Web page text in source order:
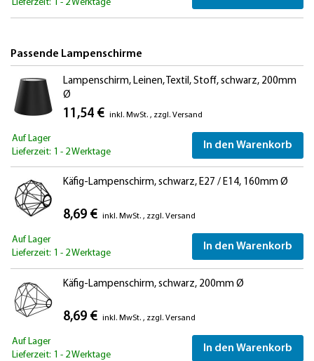
Lieferzeit: 1 - 2 Werktage
Passende Lampenschirme
Lampenschirm, Leinen, Textil, Stoff, schwarz, 200mm
Ø
11,54 € inkl. MwSt. , zzgl. Versand
Auf Lager
Lieferzeit: 1 - 2 Werktage
In den Warenkorb
Käfig-Lampenschirm, schwarz, E27 / E14, 160mm Ø
8,69 € inkl. MwSt. , zzgl. Versand
Auf Lager
Lieferzeit: 1 - 2 Werktage
In den Warenkorb
Käfig-Lampenschirm, schwarz, 200mm Ø
8,69 € inkl. MwSt. , zzgl. Versand
Auf Lager
Lieferzeit: 1 - 2 Werktage
In den Warenkorb